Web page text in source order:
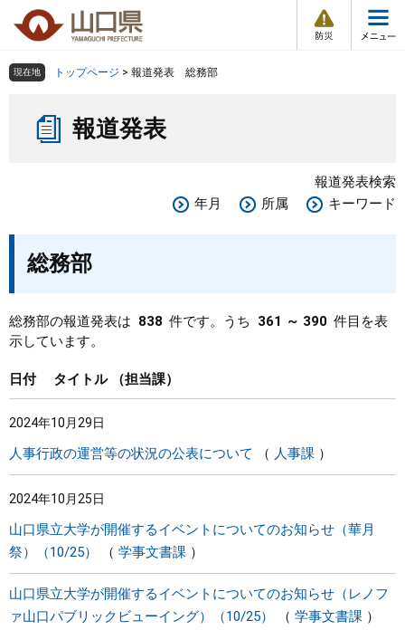
の
ー
メ
組織で探す
Other Languages
くらし・環境
教育・文化・スポーツ
しごと・産業・観光
現在地 トップページ > 報道発表 総務部
報道発表
報道発表検索
年月
所属 キーワード
総務部
総務部の報道発表は 838 件です。うち 361 ～ 390 件目を表
示しています。
日付 タイトル 担当課
2024年10月29日
人事行政の運営等の状況の公表について 人事課
2024年10月25日
山口県立大学が開催するイベントについてのお知らせ（華月
祭）（10/25）
学事文書課
山口県立大学が開催するイベントについてのお知らせ（レノフ
ァ山口パブリックビューイング）（10/25）
学事文書課